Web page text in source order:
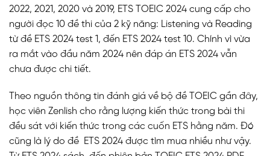
2022, 2021, 2020 và 2019, ETS TOEIC 2024 cung cấp cho
người đọc 10 đề thi của 2 kỹ năng: Listening và Reading
từ đề ETS 2024 test 1, đến ETS 2024 test 10. Chính vì vừa
ra mắt vào đầu năm 2024 nên đáp án ETS 2024 vẫn
chưa được chi tiết.
Theo nguồn thông tin đánh giá về bộ đề TOEIC gần đây,
học viên Zenlish cho rằng lượng kiến thức trong bài thi
đều sát với kiến thức trong các cuốn ETS hằng năm. Đó
cũng là lý do đề ETS 2024 được tìm mua nhiều như vậy.